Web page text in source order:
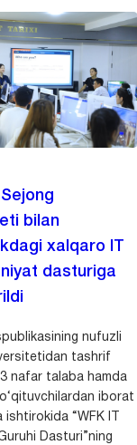
bilan
xalqaro IT
dasturiga
nufuzli
tashrif
nafar talaba hamda
iborat
“WFK IT
Dasturi”ning